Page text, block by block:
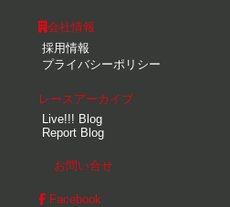
会社情報
採用情報
プライバシーポリシー
レースアーカイブ
Live!!! Blog
Report Blog
お問い合せ
Facebook